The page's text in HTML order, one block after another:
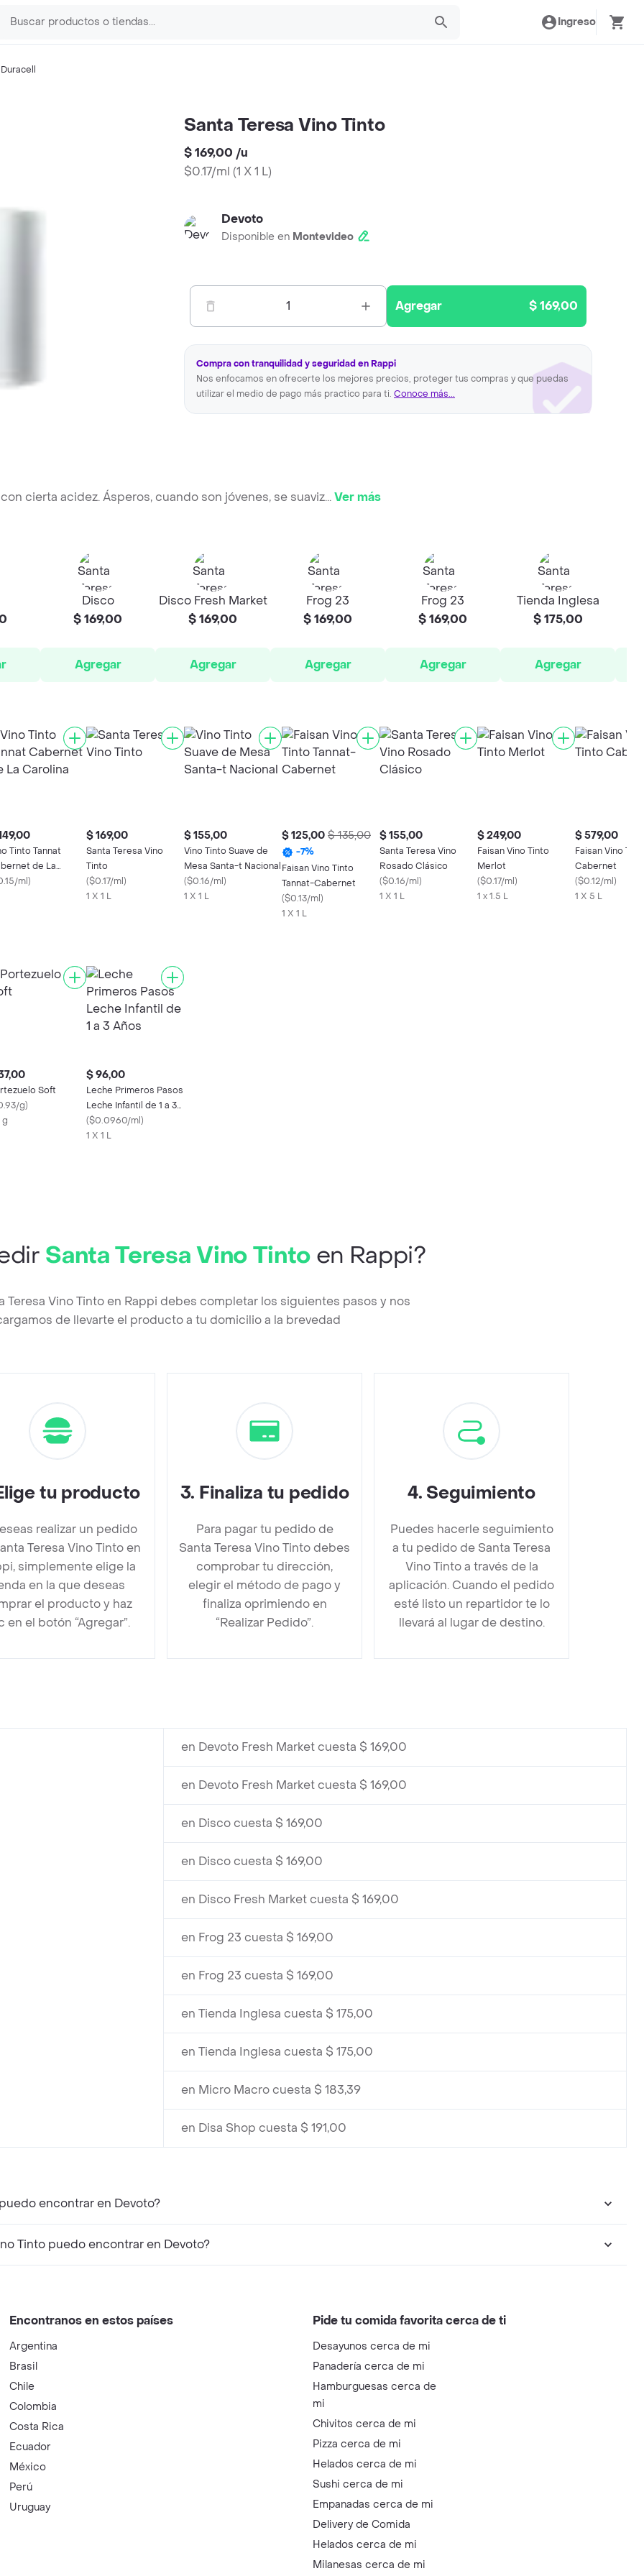
Ingreso
Duracell
Santa Teresa Vino Tinto
$ 169,00 /u
$0.17/ml (1 X 1 L)
Devoto
Disponible en Montevideo
1 Agregar $ 169,00
Compra con tranquilidad y seguridad en Rappi
Nos enfocamos en ofrecerte los mejores precios, proteger tus compras y que puedas
utilizar el medio de pago más practico para ti. Conoce más...
cierta acidez. Ásperos, cuando son jóvenes, se suaviz...Ver más
Disco
$ 169,00
Agregar
Disco Fresh Market
$ 169,00
Agregar
Frog 23
$ 169,00
Agregar
Frog 23
$ 169,00
Agregar
Tienda Inglesa
$ 175,00
Agregar
Tinto Tannat
de La
ml)
$ 169,00
Santa Teresa Vino
Tinto
($0.17/ml)
1 X 1 L
$ 155,00
Vino Tinto Suave de
Mesa Santa-t Nacional
($0.16/ml)
1 X 1 L
$ 125,00 $ 135,00
-7%
Faisan Vino Tinto
Tannat-Cabernet
($0.13/ml)
1 X 1 L
$ 155,00
Santa Teresa Vino
Rosado Clásico
($0.16/ml)
1 X 1 L
$ 249,00
Faisan Vino Tinto
Merlot
($0.17/ml)
1 x 1.5 L
$ 579,00
Faisan Vino
Cabernet
($0.12/ml)
1 X 5 L
Soft
g)
g
$ 96,00
Leche Primeros Pasos
Leche Infantil de 1 a 3
Años
($0.0960/ml)
1 X 1 L
Santa Teresa Vino Tinto en Rappi?
Teresa Vino Tinto en Rappi debes completar los siguientes pasos y nos
de llevarte el producto a tu domicilio a la brevedad
tu producto
realizar un pedido
Teresa Vino Tinto en
simplemente elige la
en la que deseas
el producto y haz
en el botón “Agregar”.
3. Finaliza tu pedido
Para pagar tu pedido de
Santa Teresa Vino Tinto debes
comprobar tu dirección,
elegir el método de pago y
finaliza oprimiendo en
“Realizar Pedido”.
4. Seguimiento
Puedes hacerle seguimiento
a tu pedido de Santa Teresa
Vino Tinto a través de la
aplicación. Cuando el pedido
esté listo un repartidor te lo
llevará al lugar de destino.
en Devoto Fresh Market cuesta $ 169,00
en Devoto Fresh Market cuesta $ 169,00
en Disco cuesta $ 169,00
en Disco cuesta $ 169,00
en Disco Fresh Market cuesta $ 169,00
en Frog 23 cuesta $ 169,00
en Frog 23 cuesta $ 169,00
en Tienda Inglesa cuesta $ 175,00
en Tienda Inglesa cuesta $ 175,00
en Micro Macro cuesta $ 183,39
en Disa Shop cuesta $ 191,00
encontrar en Devoto?
Tinto puedo encontrar en Devoto?
Encontranos en estos países
Argentina
Brasil
Chile
Colombia
Costa Rica
Ecuador
México
Perú
Uruguay
Pide tu comida favorita cerca de ti
Desayunos cerca de mi
Panadería cerca de mi
Hamburguesas cerca de
mi
Chivitos cerca de mi
Pizza cerca de mi
Helados cerca de mi
Sushi cerca de mi
Empanadas cerca de mi
Delivery de Comida
Helados cerca de mi
Milanesas cerca de mi